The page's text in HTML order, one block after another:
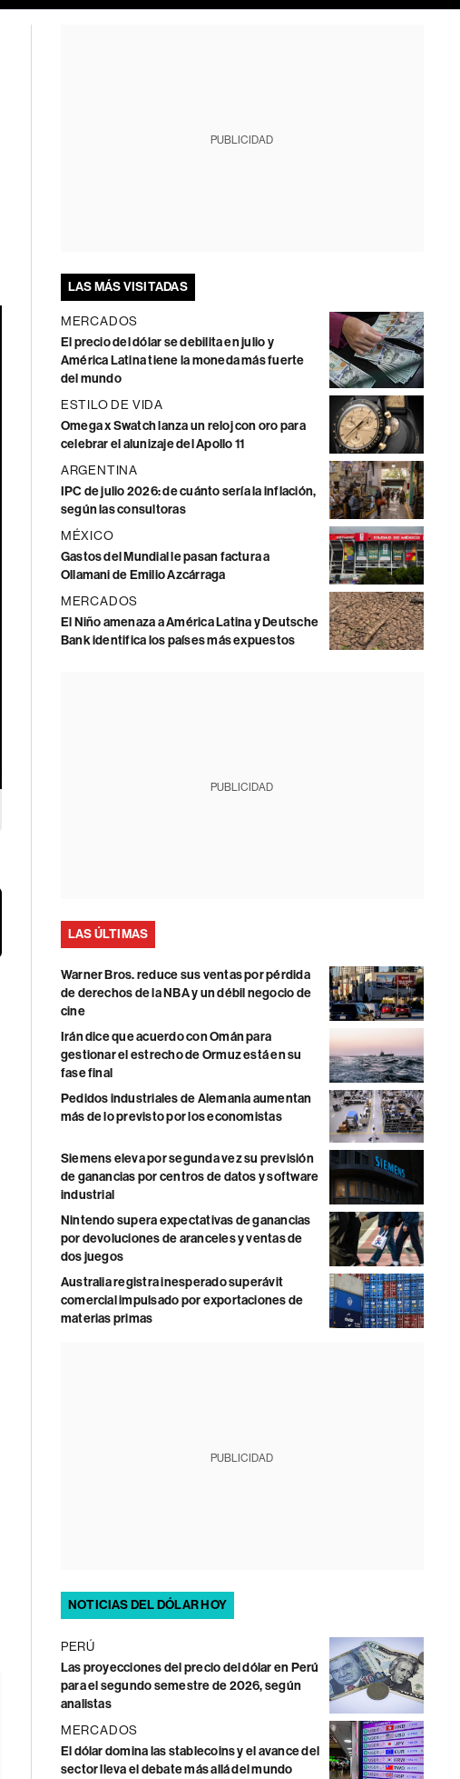
PUBLICIDAD
LAS MÁS VISITADAS
MERCADOS
El precio del dólar se debilita en julio y
América Latina tiene la moneda más fuerte
del mundo
ESTILO DE VIDA
Omega x Swatch lanza un reloj con oro para
celebrar el alunizaje del Apollo 11
ARGENTINA
IPC de julio 2026: de cuánto sería la inflación,
según las consultoras
MÉXICO
Gastos del Mundial le pasan factura a
Ollamani de Emilio Azcárraga
MERCADOS
El Niño amenaza a América Latina y Deutsche
Bank identifica los países más expuestos
PUBLICIDAD
LAS ÚLTIMAS
Warner Bros. reduce sus ventas por pérdida
de derechos de la NBA y un débil negocio de
cine
Irán dice que acuerdo con Omán para
gestionar el estrecho de Ormuz está en su
fase final
Pedidos industriales de Alemania aumentan
más de lo previsto por los economistas
Siemens eleva por segunda vez su previsión
de ganancias por centros de datos y software
industrial
Nintendo supera expectativas de ganancias
por devoluciones de aranceles y ventas de
dos juegos
Australia registra inesperado superávit
comercial impulsado por exportaciones de
materias primas
PUBLICIDAD
NOTICIAS DEL DÓLAR HOY
PERÚ
Las proyecciones del precio del dólar en Perú
para el segundo semestre de 2026, según
analistas
MERCADOS
El dólar domina las stablecoins y el avance del
sector lleva el debate más allá del mundo